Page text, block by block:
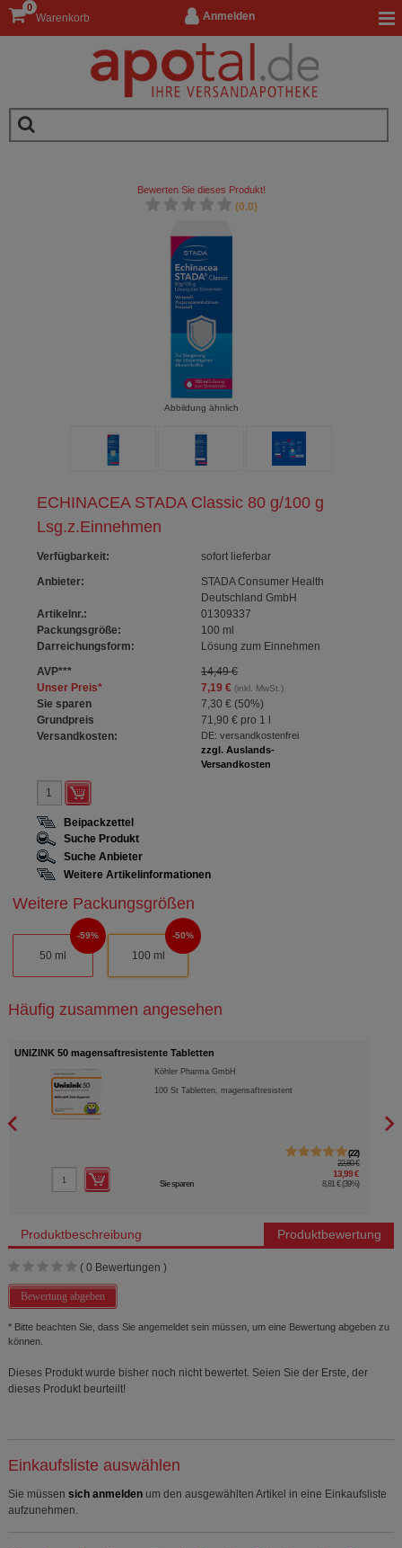
Anmelden
Warenkorb
0
ECHINACEA STADA Classic 80 g/100 g
Lsg.z.Einnehmen
Verfügbarkeit:
sofort lieferbar
Anbieter:
STADA Consumer Health
Deutschland GmbH
Artikelnr.:
01309337
Packungsgröße:
100 ml
Darreichungsform:
Lösung zum Einnehmen
AVP***
14,49 €
Unser Preis* 7,19 €(inkl. MwSt.)
Sie sparen 7,30 € (50%)
Grundpreis
71,90 €pro 1 l
Versandkosten:
DE: versandkostenfrei
zzgl. Auslands-
Versandkosten
Bewerten Sie dieses Produkt!
(0.0)
Abbildung ähnlich
Beipackzettel
Suche Produkt
Suche Anbieter
Weitere Artikelinformationen
Weitere Packungsgrößen
50 ml
59%
100 ml
50%
Häufig zusammen angesehen
UNIZINK 50 magensaftresistente Tabletten
Köhler Pharma GmbH
100St Tabletten, magensaftresistent
22
22,80 €
13,99 €
Sie sparen 8,81 € (39%)
Produktbeschreibung Produktbewertung
( 0 Bewertungen )
Bewertung abgeben
* Bitte beachten Sie, dass Sie angemeldet sein müssen, um eine Bewertung abgeben zu
können.
Dieses Produkt wurde bisher noch nicht bewertet. Seien Sie der Erste, der
dieses Produkt beurteilt!
Einkaufsliste auswählen
Sie müssen sich anmelden um den ausgewählten Artikel in eine Einkaufsliste
aufzunehmen.